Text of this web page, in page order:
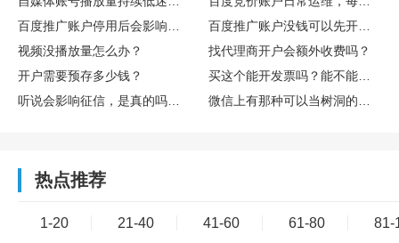
视频没播放量怎么办？
找代理商开户会额外收费吗？
开户需要预存多少钱？
热点推荐
1-20 21-40 41-60 61-80 81-